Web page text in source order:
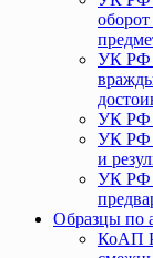
УК РФ
УК РФ
УК РФ
и
УК РФ
Образцы по
КоАП